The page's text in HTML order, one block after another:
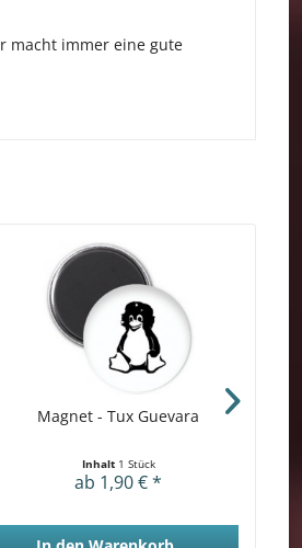
macht immer eine gute
Magnet - Tux Guevara
Inhalt 1 Stück
ab 1,90 € *